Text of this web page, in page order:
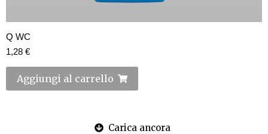
Q WC
1,28 €
Aggiungi al carrello
Carica ancora